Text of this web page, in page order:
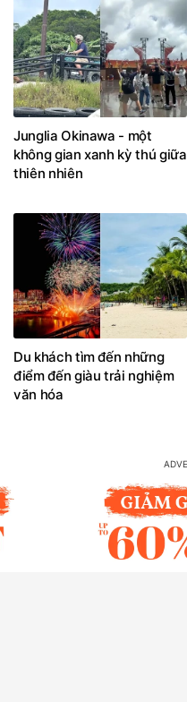
Junglia Okinawa - một
không gian xanh kỳ thú giữa
thiên nhiên
Du khách tìm đến những
điểm đến giàu trải nghiệm
văn hóa